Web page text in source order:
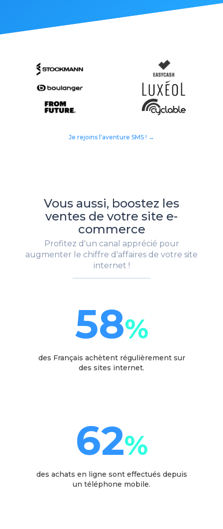
Je rejoins l'aventure SMS ! →
Vous aussi, boostez les
ventes de votre site e-
commerce
Profitez d'un canal apprécié pour
augmenter le chiffre d'affaires de votre site
internet !
58%
des Français achètent régulièrement sur
des sites internet.
62%
des achats en ligne sont effectués depuis
un téléphone mobile.